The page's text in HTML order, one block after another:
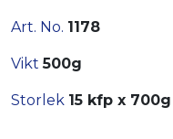
Art. No. 1178
Vikt 500g
Storlek 15 kfp x 700g